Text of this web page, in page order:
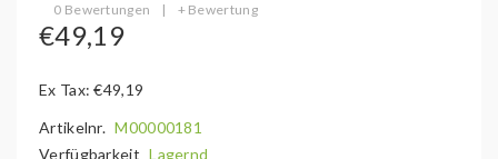
0 Bewertungen | + Bewertung
€49,19
Ex Tax: €49,19
Artikelnr. M00000181
Verfügbarkeit Lagernd